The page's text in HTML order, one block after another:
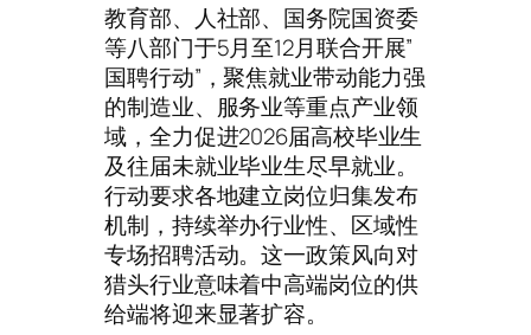
教育部、人社部、国务院国资委
等八部门于5月至12月联合开展”
国聘行动”，聚焦就业带动能力强
的制造业、服务业等重点产业领
域，全力促进2026届高校毕业生
及往届未就业毕业生尽早就业。
行动要求各地建立岗位归集发布
机制，持续举办行业性、区域性
专场招聘活动。这一政策风向对
猎头行业意味着中高端岗位的供
给端将迎来显著扩容。